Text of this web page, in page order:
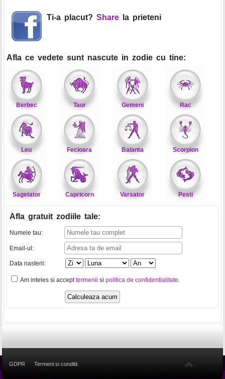
Ti-a placut? Share la prieteni
Afla ce vedete sunt nascute in zodie cu tine:
Berbec Taur Gemeni Rac
Leu Fecioara Balanta Scorpion
Sagetator Capricorn Varsator Pesti
Afla gratuit zodiile tale:
Numele tau:
Email-ul:
Data nasterii:
Am inteles si accepttermenii si politica de confidentialitate
GDPR Termeni si conditii